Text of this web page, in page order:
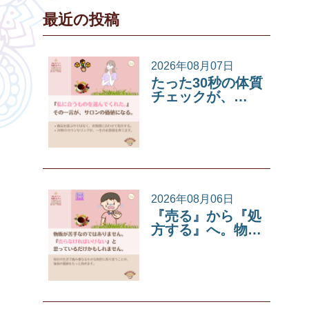
最近の投稿
2026年08月07日
たった30秒の体質
チェックが、…
2026年08月06日
『売る』から『処
方する』へ。物…